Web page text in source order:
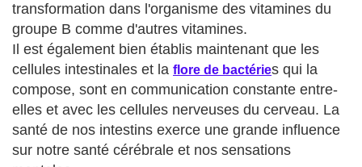
transformation dans l'organisme des vitamines du
groupe B comme d'autres vitamines.
Il est également bien établis maintenant que les
cellules intestinales et la flore de bactéries qui la
compose, sont en communication constante entre-
elles et avec les cellules nerveuses du cerveau. La
santé de nos intestins exerce une grande influence
sur notre santé cérébrale et nos sensations